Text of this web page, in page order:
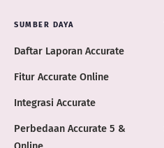
SUMBER DAYA
Daftar Laporan Accurate
Fitur Accurate Online
Integrasi Accurate
Perbedaan Accurate 5 &